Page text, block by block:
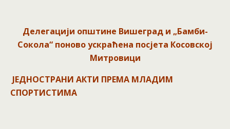
Делегацији општине Вишеград и „Бамби-
Сокола“ поново ускраћена посјета Косовској
Митровици
ЈЕДНОСТРАНИ АКТИ ПРЕМА МЛАДИМ
СПОРТИСТИМА